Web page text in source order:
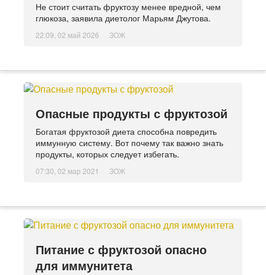
Не стоит считать фруктозу менее вредной, чем
глюкоза, заявила диетолог Марьям Джутова.
22:09, 02 май 2026 ЗОЖ
Опасные продукты с фруктозой
Богатая фруктозой диета способна повредить
иммунную систему. Вот почему так важно знать
продукты, которых следует избегать.
07:30, 02 мар 2021 ЗОЖ
Питание с фруктозой опасно
для иммунитета